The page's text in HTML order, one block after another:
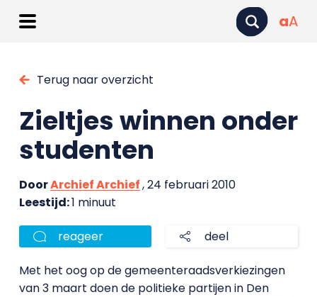
aA
Terug naar overzicht
Zieltjes winnen onder
studenten
DoorArchief Archief, 24 februari 2010
Leestijd:1 minuut
reageer deel
Met het oog op de gemeenteraadsverkiezingen
van 3 maart doen de politieke partijen in Den